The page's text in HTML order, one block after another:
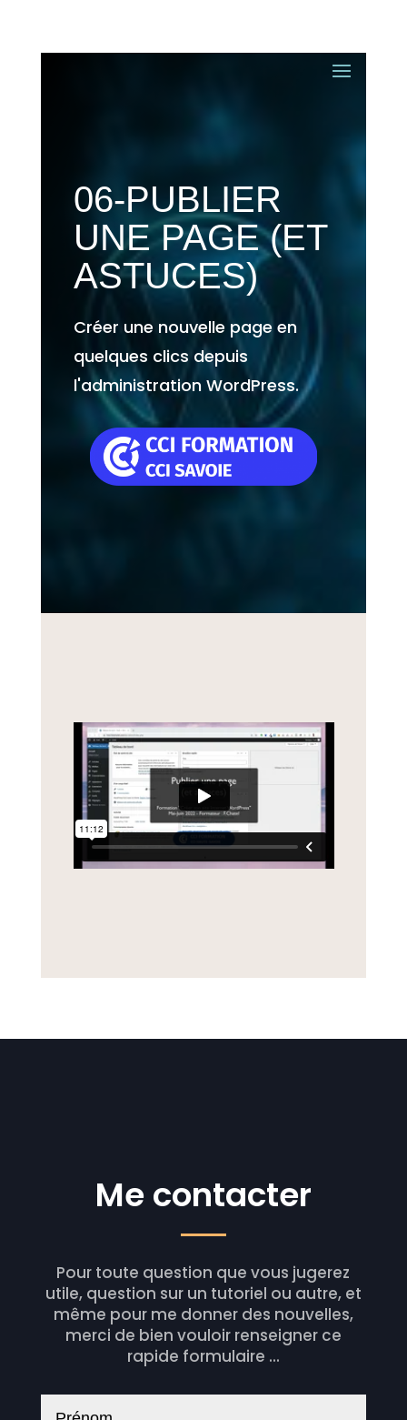
06-PUBLIER
UNE PAGE (ET
ASTUCES)
Créer une nouvelle page en
quelques clics depuis
l'administration WordPress.
Me contacter
Pour toute question que vous jugerez
utile, question sur un tutoriel ou autre, et
même pour me donner des nouvelles,
merci de bien vouloir renseigner ce
rapide formulaire ...